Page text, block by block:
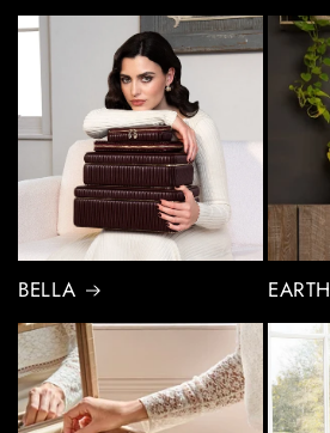
BELLA EARTH